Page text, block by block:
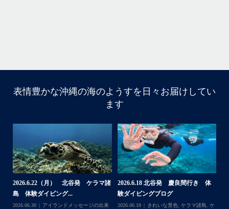
はいさい
アイランドメッセージです
最近は、連日クルーザーチャーターのご利用が続いていて
梅雨明け後のパーフェクトな海でバナナボートに船上
BBQ、シュノーケリングとお楽しみ頂いております
・
・
何ヶ月も前からやり取りさせて頂き温めていたご予約でし
たので、お天気とコンディションに恵まれて、皆さん大満
足な一日を過ごして頂けて本当によかったです
表情豊かな沖縄の海のようすを日々お届けしてい
ます
【台風13号によるツアー中止のお知
らせ】
2026.08.06
アイランドメッセージの出来
2026.8.2（火） 北谷発 ケラマ諸
島 体験ダイビング&...
2026.08.03
アイランドメッセージの出来